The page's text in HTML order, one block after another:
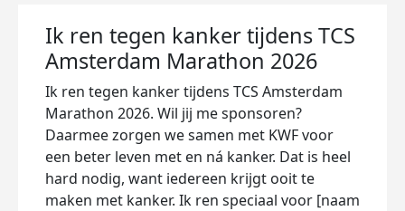
Ik ren tegen kanker tijdens TCS
Amsterdam Marathon 2026
Ik ren tegen kanker tijdens TCS Amsterdam
Marathon 2026. Wil jij me sponsoren?
Daarmee zorgen we samen met KWF voor
een beter leven met en ná kanker. Dat is heel
hard nodig, want iedereen krijgt ooit te
maken met kanker. Ik ren speciaal voor [naam